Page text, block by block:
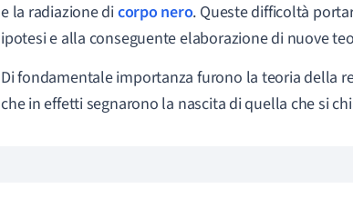
e la radiazione dicorpo nero. Queste difficoltà
ipotesi e alla conseguente elaborazione di nuove
Di fondamentale importanza furono la teoria della
che in effetti segnarono la nascita di quella che si